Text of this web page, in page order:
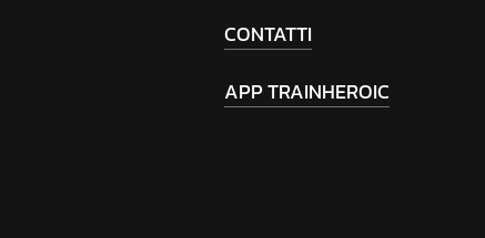
CONTATTI
APP TRAINHEROIC